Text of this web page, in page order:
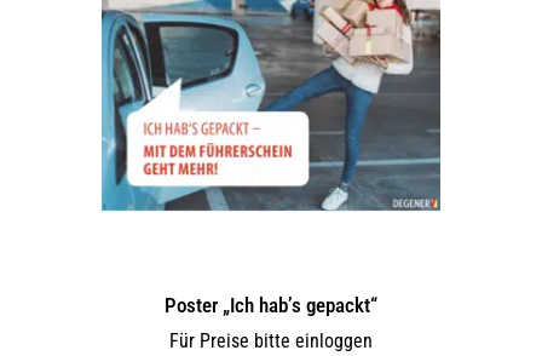
Poster „Ich hab’s gepackt“
Für Preise bitte einloggen